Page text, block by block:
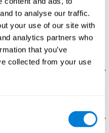
to analyse our traffic.
your use of our site with
analytics partners who
that you’ve
collected from your use
הפוך. על מנת לשמור מידע זה,
לטווח קצר שלנו. על ידי משחק ב
קוגנטיבית זו. זיכרון לטווח
לתקופת זמן קצרה. אנו גם
היום יום שלנו כאשר אנחנו
קוראים על מנת להבין את
במשחק
תכנון:
תכנון היא מיומנות
שונים בתרגול משחק מוח זה,